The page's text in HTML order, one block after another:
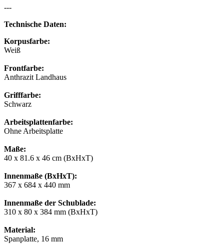
---
Technische Daten:
Korpusfarbe:
Weiß
Frontfarbe:
Anthrazit Landhaus
Grifffarbe:
Schwarz
Arbeitsplattenfarbe:
Ohne Arbeitsplatte
Maße:
40 x 81.6 x 46 cm (BxHxT)
Innenmaße (BxHxT):
367 x 684 x 440 mm
Innenmaße der Schublade:
310 x 80 x 384 mm (BxHxT)
Material:
Spanplatte, 16 mm